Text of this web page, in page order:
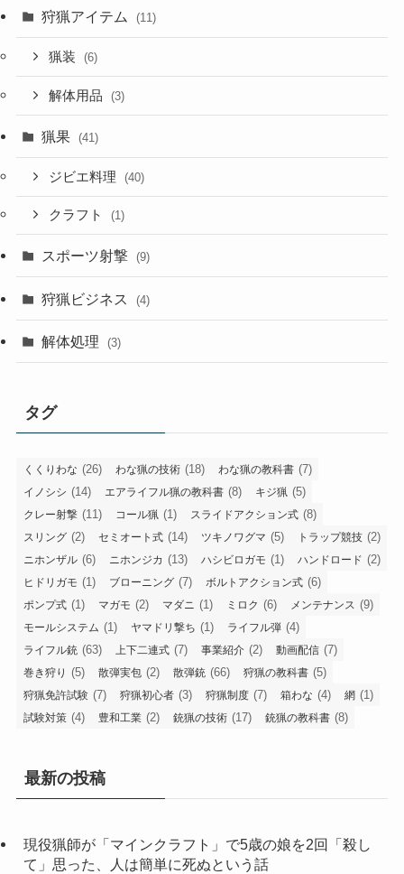
狩猟アイテム (11)
猟装 (6)
解体用品 (3)
猟果 (41)
ジビエ料理 (40)
クラフト (1)
スポーツ射撃 (9)
狩猟ビジネス (4)
解体処理 (3)
タグ
くくりわな (26) わな猟の技術 (18) わな猟の教科書 (7)
イノシシ (14) エアライフル猟の教科書 (8) キジ猟 (5)
クレー射撃 (11) コール猟 (1) スライドアクション式 (8)
スリング (2) セミオート式 (14) ツキノワグマ (5) トラップ競技 (2)
ニホンザル (6) ニホンジカ (13) ハシビロガモ (1) ハンドロード (2)
ヒドリガモ (1) ブローニング (7) ボルトアクション式 (6)
ポンプ式 (1) マガモ (2) マダニ (1) ミロク (6) メンテナンス (9)
モールシステム (1) ヤマドリ撃ち (1) ライフル弾 (4)
ライフル銃 (63) 上下二連式 (7) 事業紹介 (2) 動画配信 (7)
巻き狩り (5) 散弾実包 (2) 散弾銃 (66) 狩猟の教科書 (5)
狩猟免許試験 (7) 狩猟初心者 (3) 狩猟制度 (7) 箱わな (4) 網 (1)
試験対策 (4) 豊和工業 (2) 銃猟の技術 (17) 銃猟の教科書 (8)
最新の投稿
現役猟師が「マインクラフト」で5歳の娘を2回「殺し
て」思った、人は簡単に死ぬという話